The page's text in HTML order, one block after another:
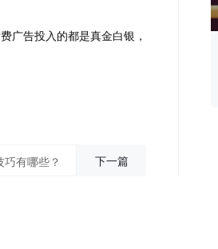
广告投入的都是真金白银，
有哪些？ 下一篇